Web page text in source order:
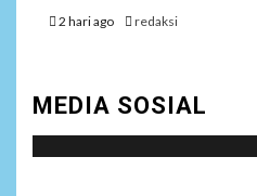
2 hari ago redaksi
MEDIA SOSIAL